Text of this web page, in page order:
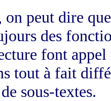
on peut dire
des
font
tout à fait
sous-textes.